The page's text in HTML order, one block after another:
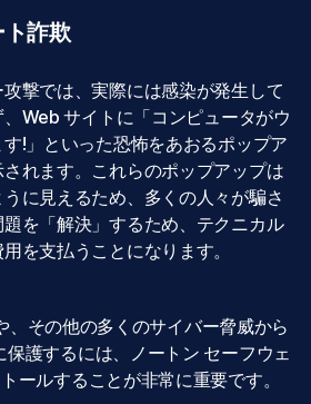
詐欺
撃では、実際には感染が発生して
Web サイトに「コンピュータがウ
!」といった恐怖をあおるポップア
れます。これらのポップアップは
に見えるため、多くの人々が騙さ
を「解決」するため、テクニカル
を支払うことになります。
、その他の多くのサイバー脅威から
護するには、ノートン セーフウェ
ールすることが非常に重要です。